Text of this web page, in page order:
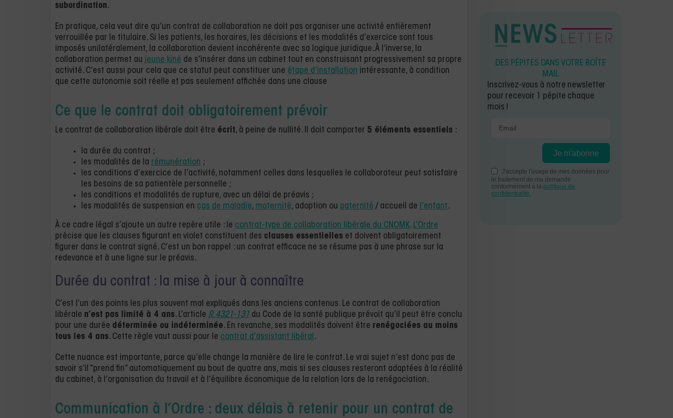
subordination.
En pratique, cela veut dire qu’un contrat de collaboration ne doit pas organiser une activité entièrement
verrouillée par le titulaire. Si les patients, les horaires, les décisions et les modalités d’exercice sont tous
imposés unilatéralement, la collaboration devient incohérente avec sa logique juridique. À l’inverse, la
collaboration permet au jeune kiné de s’insérer dans un cabinet tout en construisant progressivement sa propre
activité. C’est aussi pour cela que ce statut peut constituer une étape d’installation intéressante, à condition
que cette autonomie soit réelle et pas seulement affichée dans une clause
Ce que le contrat doit obligatoirement prévoir
Le contrat de collaboration libérale doit être écrit, à peine de nullité. Il doit comporter 5 éléments essentiels :
la durée du contrat ;
les modalités de la rémunération ;
les conditions d’exercice de l’activité, notamment celles dans lesquelles le collaborateur peut satisfaire
les besoins de sa patientèle personnelle ;
les conditions et modalités de rupture, avec un délai de préavis ;
les modalités de suspension en cas de maladie, maternité, adoption ou paternité / accueil de l’enfant.
À ce cadre légal s’ajoute un autre repère utile : le contrat-type de collaboration libérale du CNOMK. L’Ordre
précise que les clauses figurant en violet constituent des clauses essentielles et doivent obligatoirement
figurer dans le contrat signé. C’est un bon rappel : un contrat efficace ne se résume pas à une phrase sur la
redevance et à une ligne sur le préavis.
Durée du contrat : la mise à jour à connaître
C’est l’un des points les plus souvent mal expliqués dans les anciens contenus. Le contrat de collaboration
libérale n’est pas limité à 4 ans. L’article R.4321-131 du Code de la santé publique prévoit qu’il peut être conclu
pour une durée déterminée ou indéterminée. En revanche, ses modalités doivent être renégociées au moins
tous les 4 ans. Cette règle vaut aussi pour le contrat d’assistant libéral.
Cette nuance est importante, parce qu’elle change la manière de lire le contrat. Le vrai sujet n’est donc pas de
savoir s’il “prend fin” automatiquement au bout de quatre ans, mais si ses clauses resteront adaptées à la réalité
du cabinet, à l’organisation du travail et à l’équilibre économique de la relation lors de la renégociation.
Communication à l’Ordre : deux délais à retenir pour un contrat de
DES PÉPITES DANS VOTRE BOÎTE
MAIL
Inscrivez-vous à notre newsletter
pour recevoir 1 pépite chaque
mois !